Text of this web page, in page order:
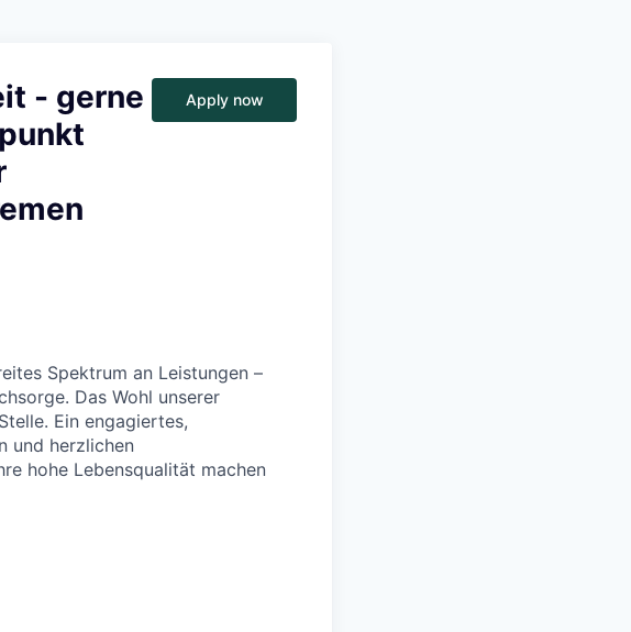
- gerne
Apply now
Spektrum an Leistungen –
Das Wohl unserer
Ein engagiertes,
und herzlichen
hohe Lebensqualität machen